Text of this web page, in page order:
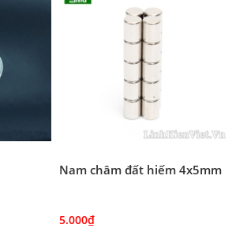
Nam châm đất hiếm 4x5mm
5.000₫